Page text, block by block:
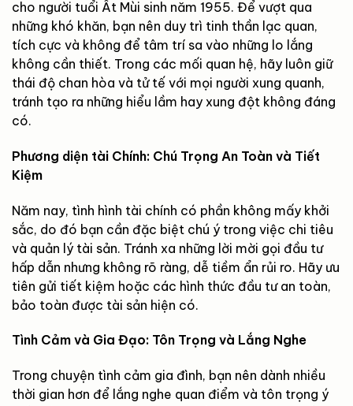
cho người tuổi Ất Mùi sinh năm 1955. Để vượt qua
những khó khăn, bạn nên duy trì tinh thần lạc quan,
tích cực và không để tâm trí sa vào những lo lắng
không cần thiết. Trong các mối quan hệ, hãy luôn giữ
thái độ chan hòa và tử tế với mọi người xung quanh,
tránh tạo ra những hiểu lầm hay xung đột không đáng
có.
Phương diện tài Chính: Chú Trọng An Toàn và Tiết
Kiệm
Năm nay, tình hình tài chính có phần không mấy khởi
sắc, do đó bạn cần đặc biệt chú ý trong việc chi tiêu
và quản lý tài sản. Tránh xa những lời mời gọi đầu tư
hấp dẫn nhưng không rõ ràng, dễ tiềm ẩn rủi ro. Hãy ưu
tiên gửi tiết kiệm hoặc các hình thức đầu tư an toàn,
bảo toàn được tài sản hiện có.
Tình Cảm và Gia Đạo: Tôn Trọng và Lắng Nghe
Trong chuyện tình cảm gia đình, bạn nên dành nhiều
thời gian hơn để lắng nghe quan điểm và tôn trọng ý